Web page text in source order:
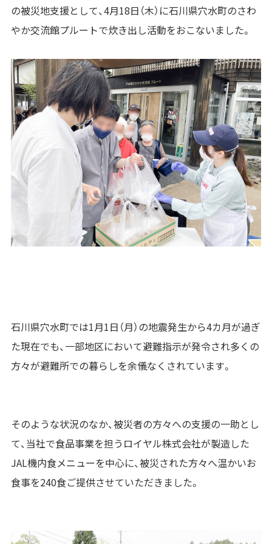
の被災地支援として、4月18日（木）に石川県穴水町のさわ
やか交流館プルートで炊き出し活動をおこないました。
石川県穴水町では1月1日（月）の地震発生から4カ月が過ぎ
た現在でも、一部地区において避難指示が発令され多くの
方々が避難所での暮らしを余儀なくされています。
そのような状況のなか、被災者の方々への支援の一助とし
て、当社で食品事業を担うロイヤル株式会社が製造した
JAL機内食メニューを中心に、被災された方々へ温かいお
食事を240食ご提供させていただきました。